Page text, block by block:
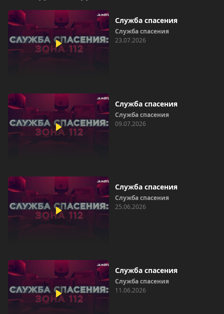
Служба спасения
Служба спасения
23.07.2026
Служба спасения
Служба спасения
09.07.2026
Служба спасения
Служба спасения
25.06.2026
Служба спасения
Служба спасения
11.06.2026